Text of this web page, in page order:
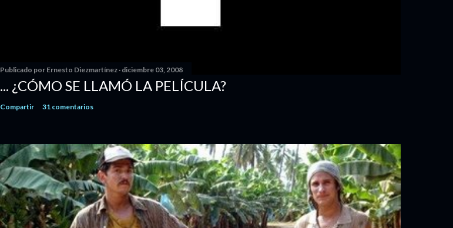
Publicado por Ernesto Diezmartínez diciembre 03, 2008
... ¿CÓMO SE LLAMÓ LA PELÍCULA?
Compartir 31 comentarios